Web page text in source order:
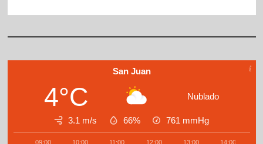
San Juan
4°C Nublado
3.1 m/s 66% 761 mmHg
09:00 10:00 11:00 12:00 13:00 14:00